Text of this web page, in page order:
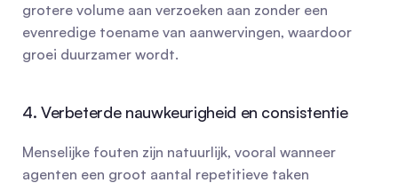
grotere volume aan verzoeken aan zonder een
evenredige toename van aanwervingen, waardoor
groei duurzamer wordt.
4. Verbeterde nauwkeurigheid en consistentie
Menselijke fouten zijn natuurlijk, vooral wanneer
agenten een groot aantal repetitieve taken